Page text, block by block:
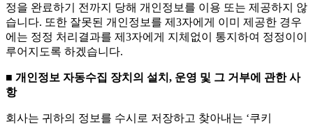
정을 완료하기 전까지 당해 개인정보를 이용 또는 제공하지 않
습니다. 또한 잘못된 개인정보를 제3자에게 이미 제공한 경우
에는 정정 처리결과를 제3자에게 지체없이 통지하여 정정이이
루어지도록 하겠습니다.
■ 개인정보 자동수집 장치의 설치, 운영 및 그 거부에 관한 사
항
회사는 귀하의 정보를 수시로 저장하고 찾아내는 ‘쿠키